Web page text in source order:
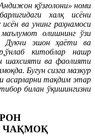
қўзғолони» номи
халқ исёни
ва унинг раҳнамоси
олишнинг ўзи
Дукчи эшон ҳаёти ва
китоблар нашр
шахсияти ва фаолияти
Бугун сизга мазкур
асарларни тақдим этар
билан ўқишингизни
ЧАҚМОҚ